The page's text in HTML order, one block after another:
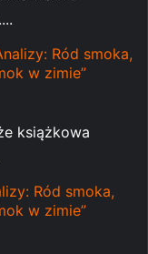
Ród smoka,
w zimie”
książkowa
Ród smoka,
w zimie”